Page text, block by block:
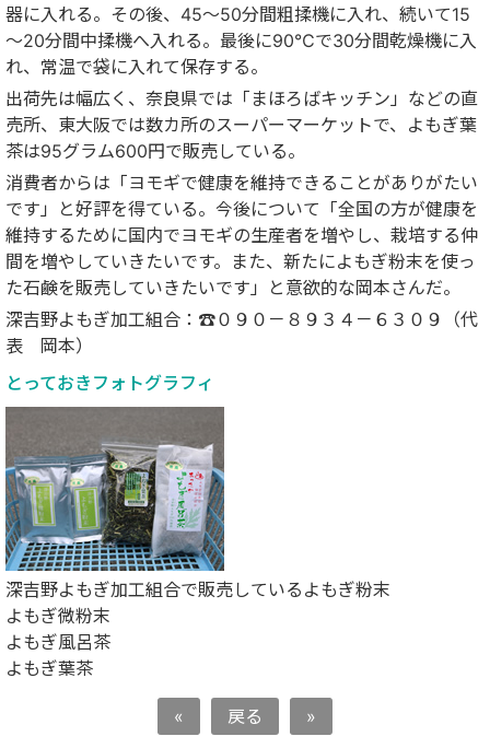
器に入れる。その後、45～50分間粗揉機に入れ、続いて15
～20分間中揉機へ入れる。最後に90℃で30分間乾燥機に入
れ、常温で袋に入れて保存する。
出荷先は幅広く、奈良県では「まほろばキッチン」などの直
売所、東大阪では数カ所のスーパーマーケットで、よもぎ葉
茶は95グラム600円で販売している。
消費者からは「ヨモギで健康を維持できることがありがたい
です」と好評を得ている。今後について「全国の方が健康を
維持するために国内でヨモギの生産者を増やし、栽培する仲
間を増やしていきたいです。また、新たによもぎ粉末を使っ
た石鹸を販売していきたいです」と意欲的な岡本さんだ。
深吉野よもぎ加工組合：☎０９０－８９３４－６３０９（代
表 岡本）
とっておきフォトグラフィ
深吉野よもぎ加工組合で販売しているよもぎ粉末
よもぎ微粉末
よもぎ風呂茶
よもぎ葉茶
« 戻る »